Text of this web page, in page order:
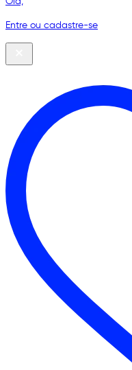
Entre ou cadastre-se